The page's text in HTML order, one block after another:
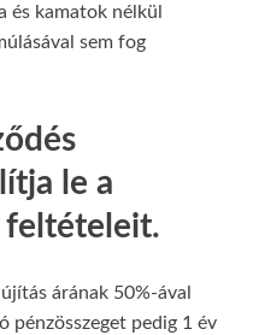
és kamatok nélkül
sem fog
le a
feltételeit.
árának 50%-ával
pénzösszeget pedig 1 év